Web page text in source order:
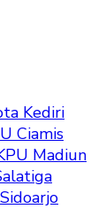
Kediri
Ciamis
Madiun